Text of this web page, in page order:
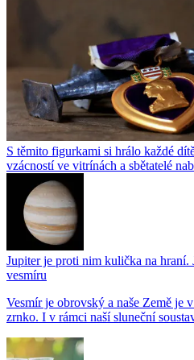
S těmito figurkami si hrálo každé
vzácností ve vitrínách a sbětatelé
Jupiter je proti nim kulička na
vesmíru
Vesmír je obrovský a naše Země je
zrnko. I v rámci naší sluneční